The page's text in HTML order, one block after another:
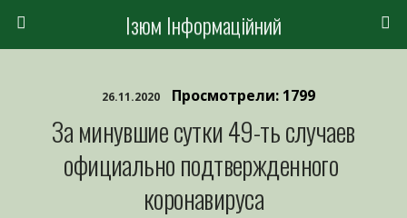
Ізюм Інформаційний
26.11.2020 Просмотрели: 1799
За минувшие сутки 49-ть случаев
официально подтвержденного
коронавируса